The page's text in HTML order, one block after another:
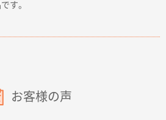
す。
お客様の声